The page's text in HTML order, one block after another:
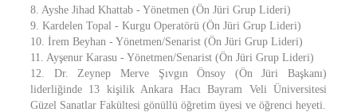
8. Ayshe Jihad Khattab - Yönetmen (Ön Jüri Grup Lideri)
9. Kardelen Topal - Kurgu Operatörü (Ön Jüri Grup Lideri)
10. İrem Beyhan - Yönetmen/Senarist (Ön Jüri Grup Lideri)
11. Ayşenur Karasu - Yönetmen/Senarist (Ön Jüri Grup Lideri)
12. Dr. Zeynep Merve Şıvgın Önsoy (Ön Jüri Başkanı)
liderliğinde 13 kişilik Ankara Hacı Bayram Veli Üniversitesi
Güzel Sanatlar Fakültesi gönüllü öğretim üyesi ve öğrenci heyeti.